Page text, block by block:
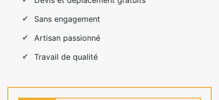
Sans engagement
Artisan passionné
Travail de qualité